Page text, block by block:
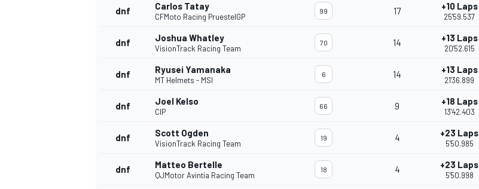
dnf Carlos Tatay
CFMoto Racing PruestelGP
99 17 +10 Laps
25'59.537
dnf Joshua Whatley
VisionTrack Racing Team
70 14 +13 Laps
20'52.615
dnf Ryusei Yamanaka
MT Helmets - MSI
6 14 +13 Laps
21'36.899
dnf Joel Kelso
CIP
66 9 +18 Laps
13'42.403
dnf Scott Ogden
VisionTrack Racing Team
19 4 +23 Laps
5'50.985
dnf Matteo Bertelle
QJMotor Avintia Racing Team
18 4 +23 Laps
5'50.998